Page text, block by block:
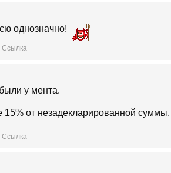
однозначно!
Ссылка
у мента.
от незадекларированной
Ссылка